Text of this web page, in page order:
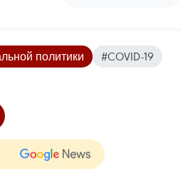
политики
#COVID-19